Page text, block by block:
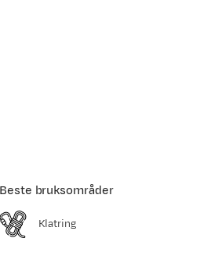
Beste bruksområder
Klatring